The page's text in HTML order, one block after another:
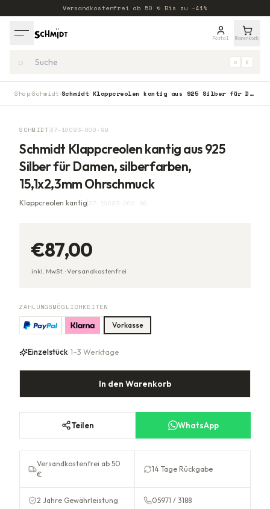
Versandkostenfrei ab 50 € Bis zu −41%
Portal Warenkorb
⌕ ⌘ K
Shop›Schmidt › Schmidt Klappcreolen kantig aus 925 Silber für Damen, silberfarben, 15,1x2,3mm Ohrschmuck
SCHMIDT 37-10093-000-99
Schmidt Klappcreolen kantig aus 925
Silber für Damen, silberfarben,
15,1x2,3mm Ohrschmuck
Klappcreolen kantig 37-10093-000-99
€87,00
inkl. MwSt. ·Versandkostenfrei
ZAHLUNGSMÖGLICHKEITEN
Vorkasse
Einzelstück· 1–3 Werktage
In den Warenkorb
Teilen WhatsApp
Versandkostenfrei ab 50
€
14 Tage Rückgabe
2 Jahre Gewährleistung 05971 / 3188